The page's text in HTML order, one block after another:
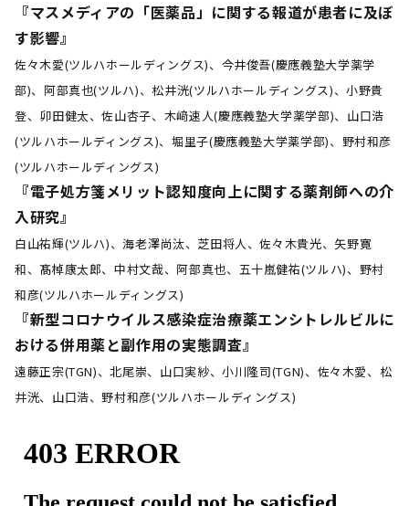
『マスメディアの「医薬品」に関する報道が患者に及ぼ
す影響』
佐々木愛(ツルハホールディングス)、今井俊吾(慶應義塾大学薬学
部)、阿部真也(ツルハ)、松井洸(ツルハホールディングス)、小野貴
登、卯田健太、佐山杏子、木﨑速人(慶應義塾大学薬学部)、山口浩
(ツルハホールディングス)、堀里子(慶應義塾大学薬学部)、野村和彦
(ツルハホールディングス)
『電子処方箋メリット認知度向上に関する薬剤師への介
入研究』
白山祐輝(ツルハ)、海老澤尚汰、芝田将人、佐々木貴光、矢野寛
和、髙棹康太郎、中村文哉、阿部真也、五十嵐健祐(ツルハ)、野村
和彦(ツルハホールディングス)
『新型コロナウイルス感染症治療薬エンシトレルビルに
おける併用薬と副作用の実態調査』
遠藤正宗(TGN)、北尾崇、山口実紗、小川隆司(TGN)、佐々木愛、松
井洸、山口浩、野村和彦(ツルハホールディングス)